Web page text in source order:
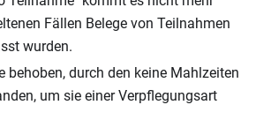
Fällen Belege von Teilnahmen
wurden.
behoben, durch den keine Mahlzeiten
um sie einer Verpflegungsart